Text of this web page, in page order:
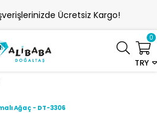
Ücretsiz Kargo!
TRY
0
Ağaç - DT-3306